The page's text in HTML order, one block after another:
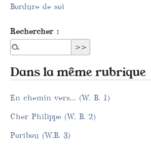
Bordure de soi
Rechercher :
Dans la même rubrique
En chemin vers... (W. B. 1)
Cher Philippe (W. B. 2)
Portbou (W.B. 3)